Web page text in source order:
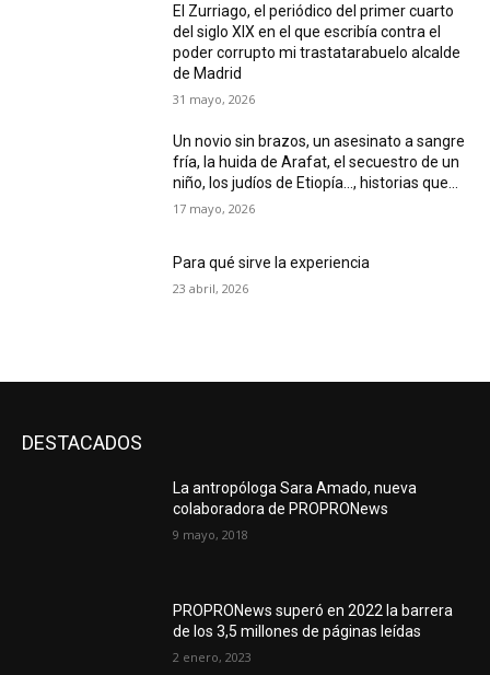
El Zurriago, el periódico del primer cuarto
del siglo XIX en el que escribía contra el
poder corrupto mi trastatarabuelo alcalde
de Madrid
31 mayo, 2026
Un novio sin brazos, un asesinato a sangre
fría, la huida de Arafat, el secuestro de un
niño, los judíos de Etiopía…, historias que...
17 mayo, 2026
Para qué sirve la experiencia
23 abril, 2026
DESTACADOS
La antropóloga Sara Amado, nueva
colaboradora de PROPRONews
9 mayo, 2018
PROPRONews superó en 2022 la barrera
de los 3,5 millones de páginas leídas
2 enero, 2023